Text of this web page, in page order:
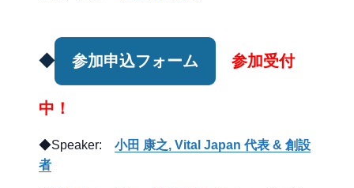
◆ 参加申込フォーム 参加受付
中！
◆Speaker: 小田 康之, Vital Japan 代表 & 創設
者